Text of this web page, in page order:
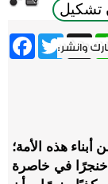
تشكيل
Twitter X
هذه الأمة؛
خنجرًا في خاصرة